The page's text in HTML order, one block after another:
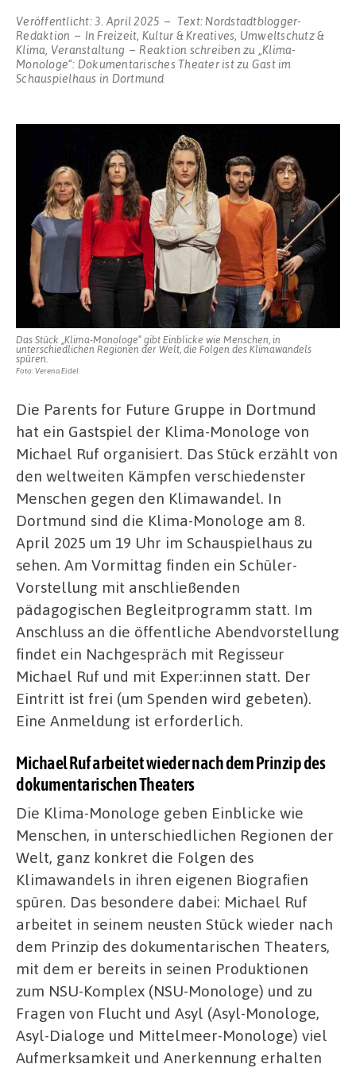
Veröffentlicht:3. April 2025 Text: Nordstadtblogger-
Redaktion
InFreizeit, Kultur & Kreatives, Umweltschutz &
Klima, Veranstaltung Reaktion schreiben zu „Klima-
Monologe“: Dokumentarisches Theater ist zu Gast im
Schauspielhaus in Dortmund
Das Stück „Klima-Monologe“ gibt Einblicke wie Menschen, in
unterschiedlichen Regionen der Welt, die Folgen des Klimawandels
spüren.
Foto: Verena Eidel
Die Parents for Future Gruppe in Dortmund
hat ein Gastspiel der Klima-Monologe von
Michael Ruf organisiert. Das Stück erzählt von
den weltweiten Kämpfen verschiedenster
Menschen gegen den Klimawandel. In
Dortmund sind die Klima-Monologe am 8.
April 2025 um 19 Uhr im Schauspielhaus zu
sehen. Am Vormittag finden ein Schüler-
Vorstellung mit anschließenden
pädagogischen Begleitprogramm statt. Im
Anschluss an die öffentliche Abendvorstellung
findet ein Nachgespräch mit Regisseur
Michael Ruf und mit Exper:innen statt. Der
Eintritt ist frei (um Spenden wird gebeten).
Eine Anmeldung ist erforderlich.
Michael Ruf arbeitet wieder nach dem Prinzip des
dokumentarischen Theaters
Die Klima-Monologe geben Einblicke wie
Menschen, in unterschiedlichen Regionen der
Welt, ganz konkret die Folgen des
Klimawandels in ihren eigenen Biografien
spüren. Das besondere dabei: Michael Ruf
arbeitet in seinem neusten Stück wieder nach
dem Prinzip des dokumentarischen Theaters,
mit dem er bereits in seinen Produktionen
zum NSU-Komplex (NSU-Monologe) und zu
Fragen von Flucht und Asyl (Asyl-Monologe,
Asyl-Dialoge und Mittelmeer-Monologe) viel
Aufmerksamkeit und Anerkennung erhalten